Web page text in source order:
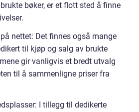
bøker, er et flott sted å finne
nettet: Det finnes også mange
til kjøp og salg av brukte
gir vanligvis et bredt utvalg
til å sammenligne priser fra
I tillegg til dedikerte